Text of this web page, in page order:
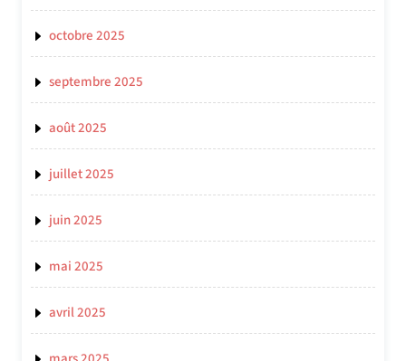
octobre 2025
septembre 2025
août 2025
juillet 2025
juin 2025
mai 2025
avril 2025